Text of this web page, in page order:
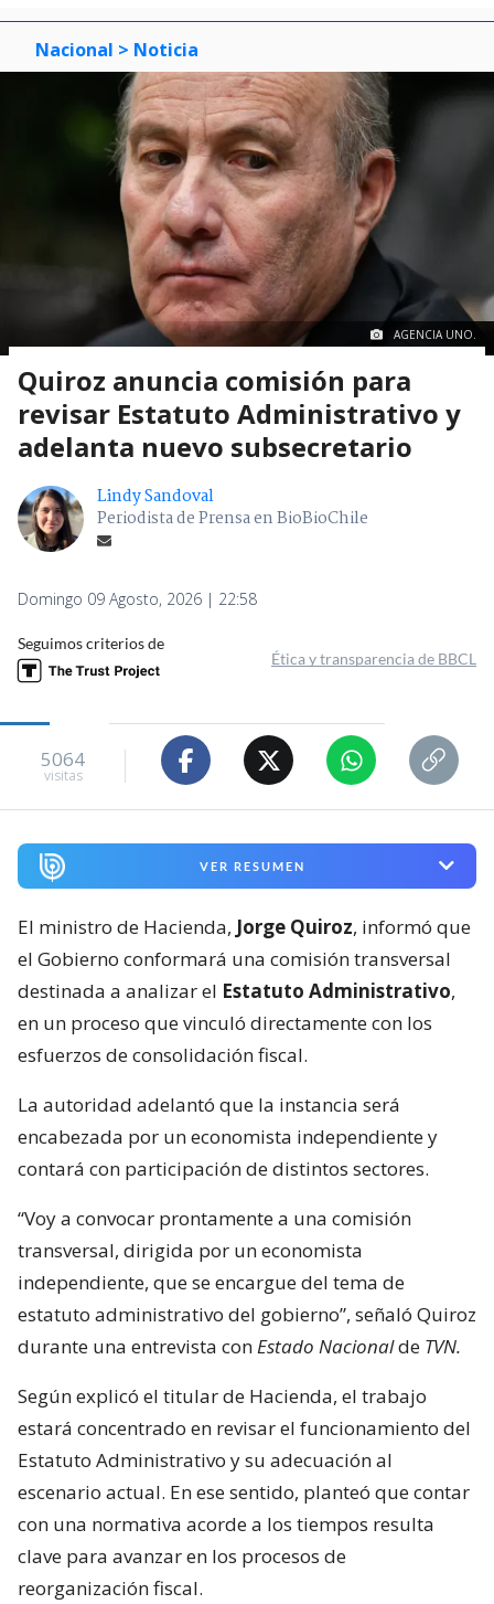
Nacional > Noticia
AGENCIA UNO.
Quiroz anuncia comisión para
revisar Estatuto Administrativo y
adelanta nuevo subsecretario
Lindy Sandoval
Periodista de Prensa en BioBioChile
Domingo 09 Agosto, 2026 | 22:58
Seguimos criterios de
Ética y transparencia de BBCL
5064
visitas
VER RESUMEN
El ministro de Hacienda, Jorge Quiroz, informó que
el Gobierno conformará una comisión transversal
destinada a analizar el Estatuto Administrativo,
en un proceso que vinculó directamente con los
esfuerzos de consolidación fiscal.
La autoridad adelantó que la instancia será
encabezada por un economista independiente y
contará con participación de distintos sectores.
“Voy a convocar prontamente a una comisión
transversal, dirigida por un economista
independiente, que se encargue del tema de
estatuto administrativo del gobierno”, señaló Quiroz
durante una entrevista conEstado Nacionalde TVN.
Según explicó el titular de Hacienda, el trabajo
estará concentrado en revisar el funcionamiento del
Estatuto Administrativo y su adecuación al
escenario actual. En ese sentido, planteó que contar
con una normativa acorde a los tiempos resulta
clave para avanzar en los procesos de
reorganización fiscal.